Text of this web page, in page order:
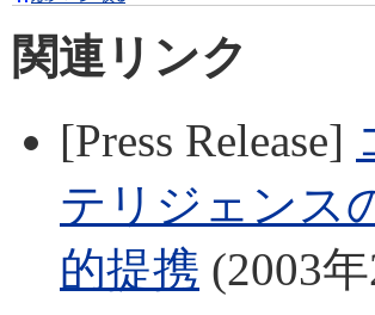
関連リンク
[Press Release]
テリジェンス
的提携 (2003